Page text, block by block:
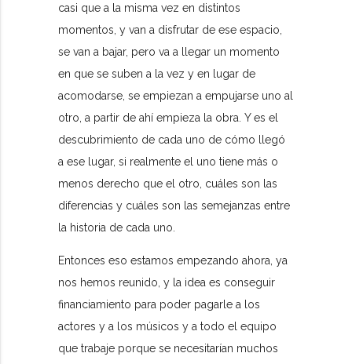
casi que a la misma vez en distintos
momentos, y van a disfrutar de ese espacio,
se van a bajar, pero va a llegar un momento
en que se suben a la vez y en lugar de
acomodarse, se empiezan a empujarse uno al
otro, a partir de ahí empieza la obra. Y es el
descubrimiento de cada uno de cómo llegó
a ese lugar, si realmente el uno tiene más o
menos derecho que el otro, cuáles son las
diferencias y cuáles son las semejanzas entre
la historia de cada uno.
Entonces eso estamos empezando ahora, ya
nos hemos reunido, y la idea es conseguir
financiamiento para poder pagarle a los
actores y a los músicos y a todo el equipo
que trabaje porque se necesitarían muchos